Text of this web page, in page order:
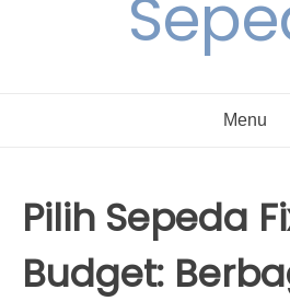
Menu
Pilih Sepeda
Budget: